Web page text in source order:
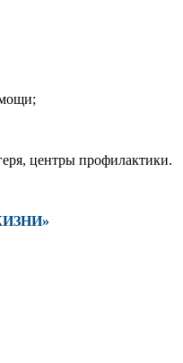
центры профилактики.